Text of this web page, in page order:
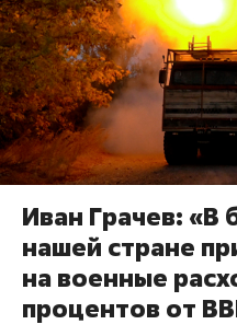
Иван Грачев:
нашей стране
на военные
процентов от